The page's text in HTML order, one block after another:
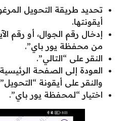
تحديد طريقة التحويل
أيقونتها.
إدخال رقم الجوال، أو رقم
من محفظة يور باي”.
النقر على “التالي”.
العودة إلى الصفحة
والنقر على أيقونة
اختيار “لمحفظة يور باي”.